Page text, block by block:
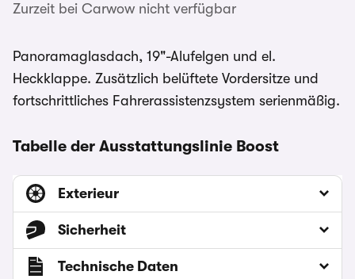
Zurzeit bei Carwow nicht verfügbar
Panoramaglasdach, 19"-Alufelgen und el.
Heckklappe. Zusätzlich belüftete Vordersitze und
fortschrittliches Fahrerassistenzsystem serienmäßig.
Tabelle der Ausstattungslinie Boost
Exterieur
Sicherheit
Technische Daten